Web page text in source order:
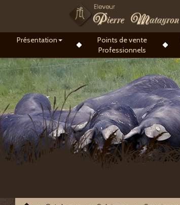
Présentation
Points de vente
Professionnels